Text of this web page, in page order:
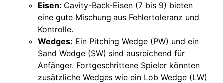
Eisen: Cavity-Back-Eisen (7 bis 9) bieten
eine gute Mischung aus Fehlertoleranz und
Kontrolle.
Wedges: Ein Pitching Wedge (PW) und ein
Sand Wedge (SW) sind ausreichend für
Anfänger. Fortgeschrittene Spieler könnten
zusätzliche Wedges wie ein Lob Wedge (LW)